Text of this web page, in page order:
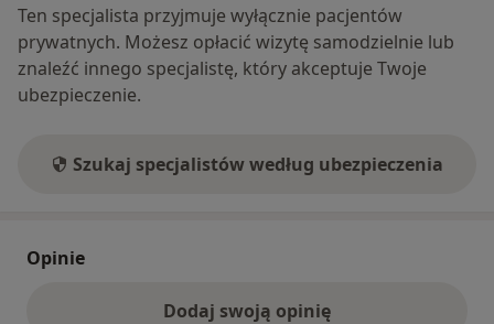
Ten specjalista przyjmuje wyłącznie pacjentów
prywatnych. Możesz opłacić wizytę samodzielnie lub
znaleźć innego specjalistę, który akceptuje Twoje
ubezpieczenie.
Szukaj specjalistów według ubezpieczenia
Opinie
Dodaj swoją opinię